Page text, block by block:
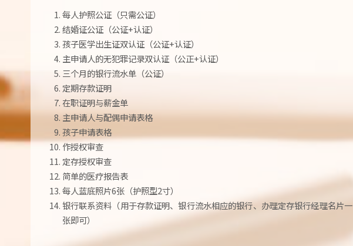
每人护照公证（只需公证）
结婚证公证（公证+认证）
孩子医学出生证双认证（公证+认证）
主申请人的无犯罪记录双认证（公正+认证）
三个月的银行流水单（公证）
定期存款证明
在职证明与薪金单
主申请人与配偶申请表格
孩子申请表格
作授权审查
定存授权审查
简单的医疗报告表
每人蓝底照片6张（护照型2寸）
银行联系资料（用于存款证明、银行流水相应的银行、办理定存银行经理名片一
张即可）